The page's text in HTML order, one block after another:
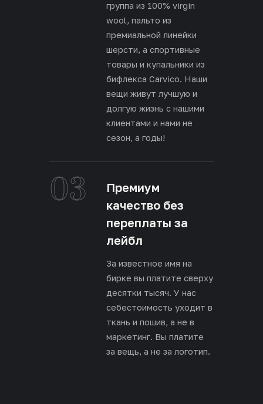
группа из 100% virgin
wool, пальто из
премиальной линейки
шерсти, а спортивные
товары и купальники из
бифлекса Carvico. Наши
вещи живут лучшую и
долгую жизнь с нашими
клиентами и нами не
сезон, а годы!
03
Премиум
качество без
переплаты за
лейбл
За известное имя на
бирке вы платите сверху
десятки тысяч. У нас
себестоимость уходит в
ткань и пошив, а не в
маркетинг. Вы платите
за вещь, а не за логотип.